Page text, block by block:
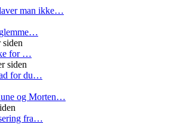
man ikke…
siden
for …
siden
for du…
og Morten…
fra…